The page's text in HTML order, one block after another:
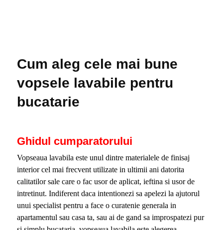
Cum aleg cele mai bune
vopsele lavabile pentru
bucatarie
Ghidul cumparatorului
Vopseaua lavabila este unul dintre materialele de finisaj
interior cel mai frecvent utilizate in ultimii ani datorita
calitatilor sale care o fac usor de aplicat, ieftina si usor de
intretinut. Indiferent daca intentionezi sa apelezi la ajutorul
unui specialist pentru a face o curatenie generala in
apartamentul sau casa ta, sau ai de gand sa improspatezi pur